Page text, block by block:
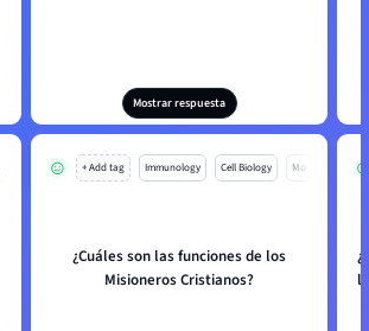
Mostrar respuesta
+ Add tag Immunology Cell Biology Mo
¿Cuáles son las funciones de los
Misioneros Cristianos?